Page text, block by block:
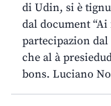
di Udin, si è
dal document
partecipazion
che al à
bons. Luciano